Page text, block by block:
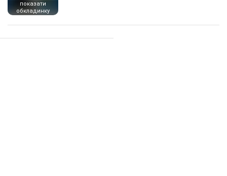
показати
обкладинку